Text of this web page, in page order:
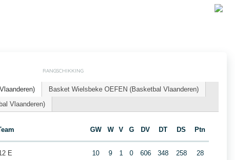
RANGSCHIKKING
Basket Wielsbeke OEFEN (Basketbal Vlaanderen)
Vlaanderen)
GW W V G DV DT DS Ptn
E 10 9 1 0 606 348 258 28